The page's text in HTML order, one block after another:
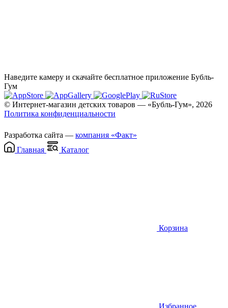
Наведите камеру и скачайте бесплатное приложение Бубль-
Гум
© Интернет-магазин детских товаров — «Бубль-Гум», 2026
Политика конфиденциальности
Разработка сайта — компания «Факт»
Главная
Каталог
Корзина
Избранное